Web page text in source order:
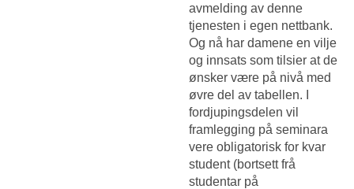
avmelding av denne
tjenesten i egen nettbank.
Og nå har damene en vilje
og innsats som tilsier at de
ønsker være på nivå med
øvre del av tabellen. I
fordjupingsdelen vil
framlegging på seminara
vere obligatorisk for kvar
student (bortsett frå
studentar på